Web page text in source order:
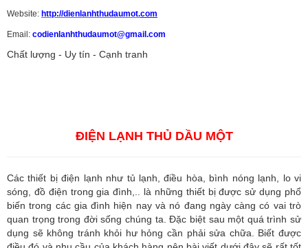
Website: http://dienlanhthudaumot.com
Email: codienlanhthudaumot@gmail.com
Chất lượng - Uy tín - Cạnh tranh
ĐIỆN LẠNH THỦ DẦU MỘT
Các thiết bị điện lạnh như tủ lạnh, điều hòa, bình nóng lạnh, lo vi
sóng, đồ điện trong gia đình,.. là những thiết bị được sử dụng phổ
biến trong các gia đình hiện nay và nó đang ngày càng có vai trò
quan trọng trong đời sống chúng ta. Đặc biệt sau một quá trình sử
dụng sẽ không tránh khỏi hư hỏng cần phải sửa chữa. Biết được